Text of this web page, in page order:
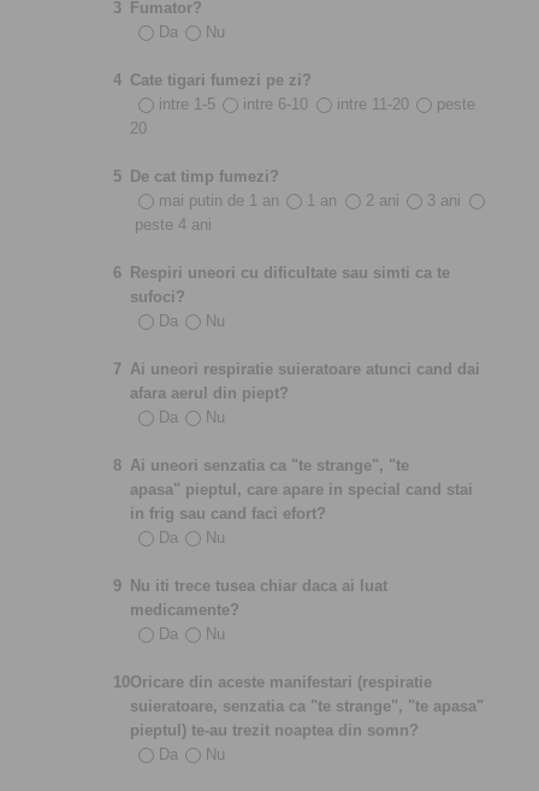
3
Fumator?
Da
Nu
4 Cate tigari fumezi pe zi?
intre 1-5
intre 6-10 intre 11-20
peste
20
5
De cat timp fumezi?
mai putin de 1 an
1 an 2 ani
3 ani
peste 4 ani
6
Respiri uneori cu dificultate sau simti ca te
sufoci?
Da
Nu
7 Ai uneori respiratie suieratoare atunci cand dai
afara aerul din piept?
Da
Nu
8 Ai uneori senzatia ca "te strange", "te
apasa" pieptul, care apare in special cand stai
in frig sau cand faci efort?
Da
Nu
9
Nu iti trece tusea chiar daca ai luat
medicamente?
Da
Nu
10Oricare din aceste manifestari (respiratie
suieratoare, senzatia ca "te strange", "te apasa"
pieptul) te-au trezit noaptea din somn?
Da
Nu